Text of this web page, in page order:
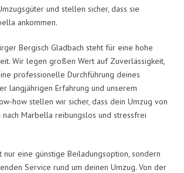
und stellen sicher, dass sie
ankommen.
Bergisch Gladbach steht für eine hohe
Wir legen großen Wert auf Zuverlässigkeit,
professionelle Durchführung deines
langjährigen Erfahrung und unserem
how stellen wir sicher, dass dein Umzug von
nach Marbella reibungslos und stressfrei
nur eine günstige Beiladungsoption, sondern
Service rund um deinen Umzug. Von der